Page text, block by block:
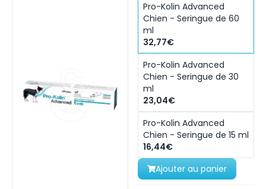
Pro-Kolin Advanced
Chien - Seringue de 60
ml
32,77€
Pro-Kolin Advanced
Chien - Seringue de 30
ml
23,04€
Pro-Kolin Advanced
Chien - Seringue de 15 ml
16,44€
Ajouter au panier